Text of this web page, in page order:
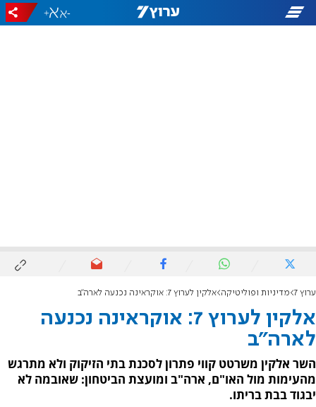
-
+
ערוץ 7 מדיניות ופוליטיקה אלקין לערוץ 7: אוקראינה נכנעה לארה"ב
אלקין לערוץ 7: אוקראינה נכנעה
לארה"ב
השר אלקין משרטט קווי פתרון לסכנת בתי הזיקוק ולא מתרגש
מהעימות מול האו"ם, ארה"ב ומועצת הביטחון: שאובמה לא
יבגוד בבת בריתו.